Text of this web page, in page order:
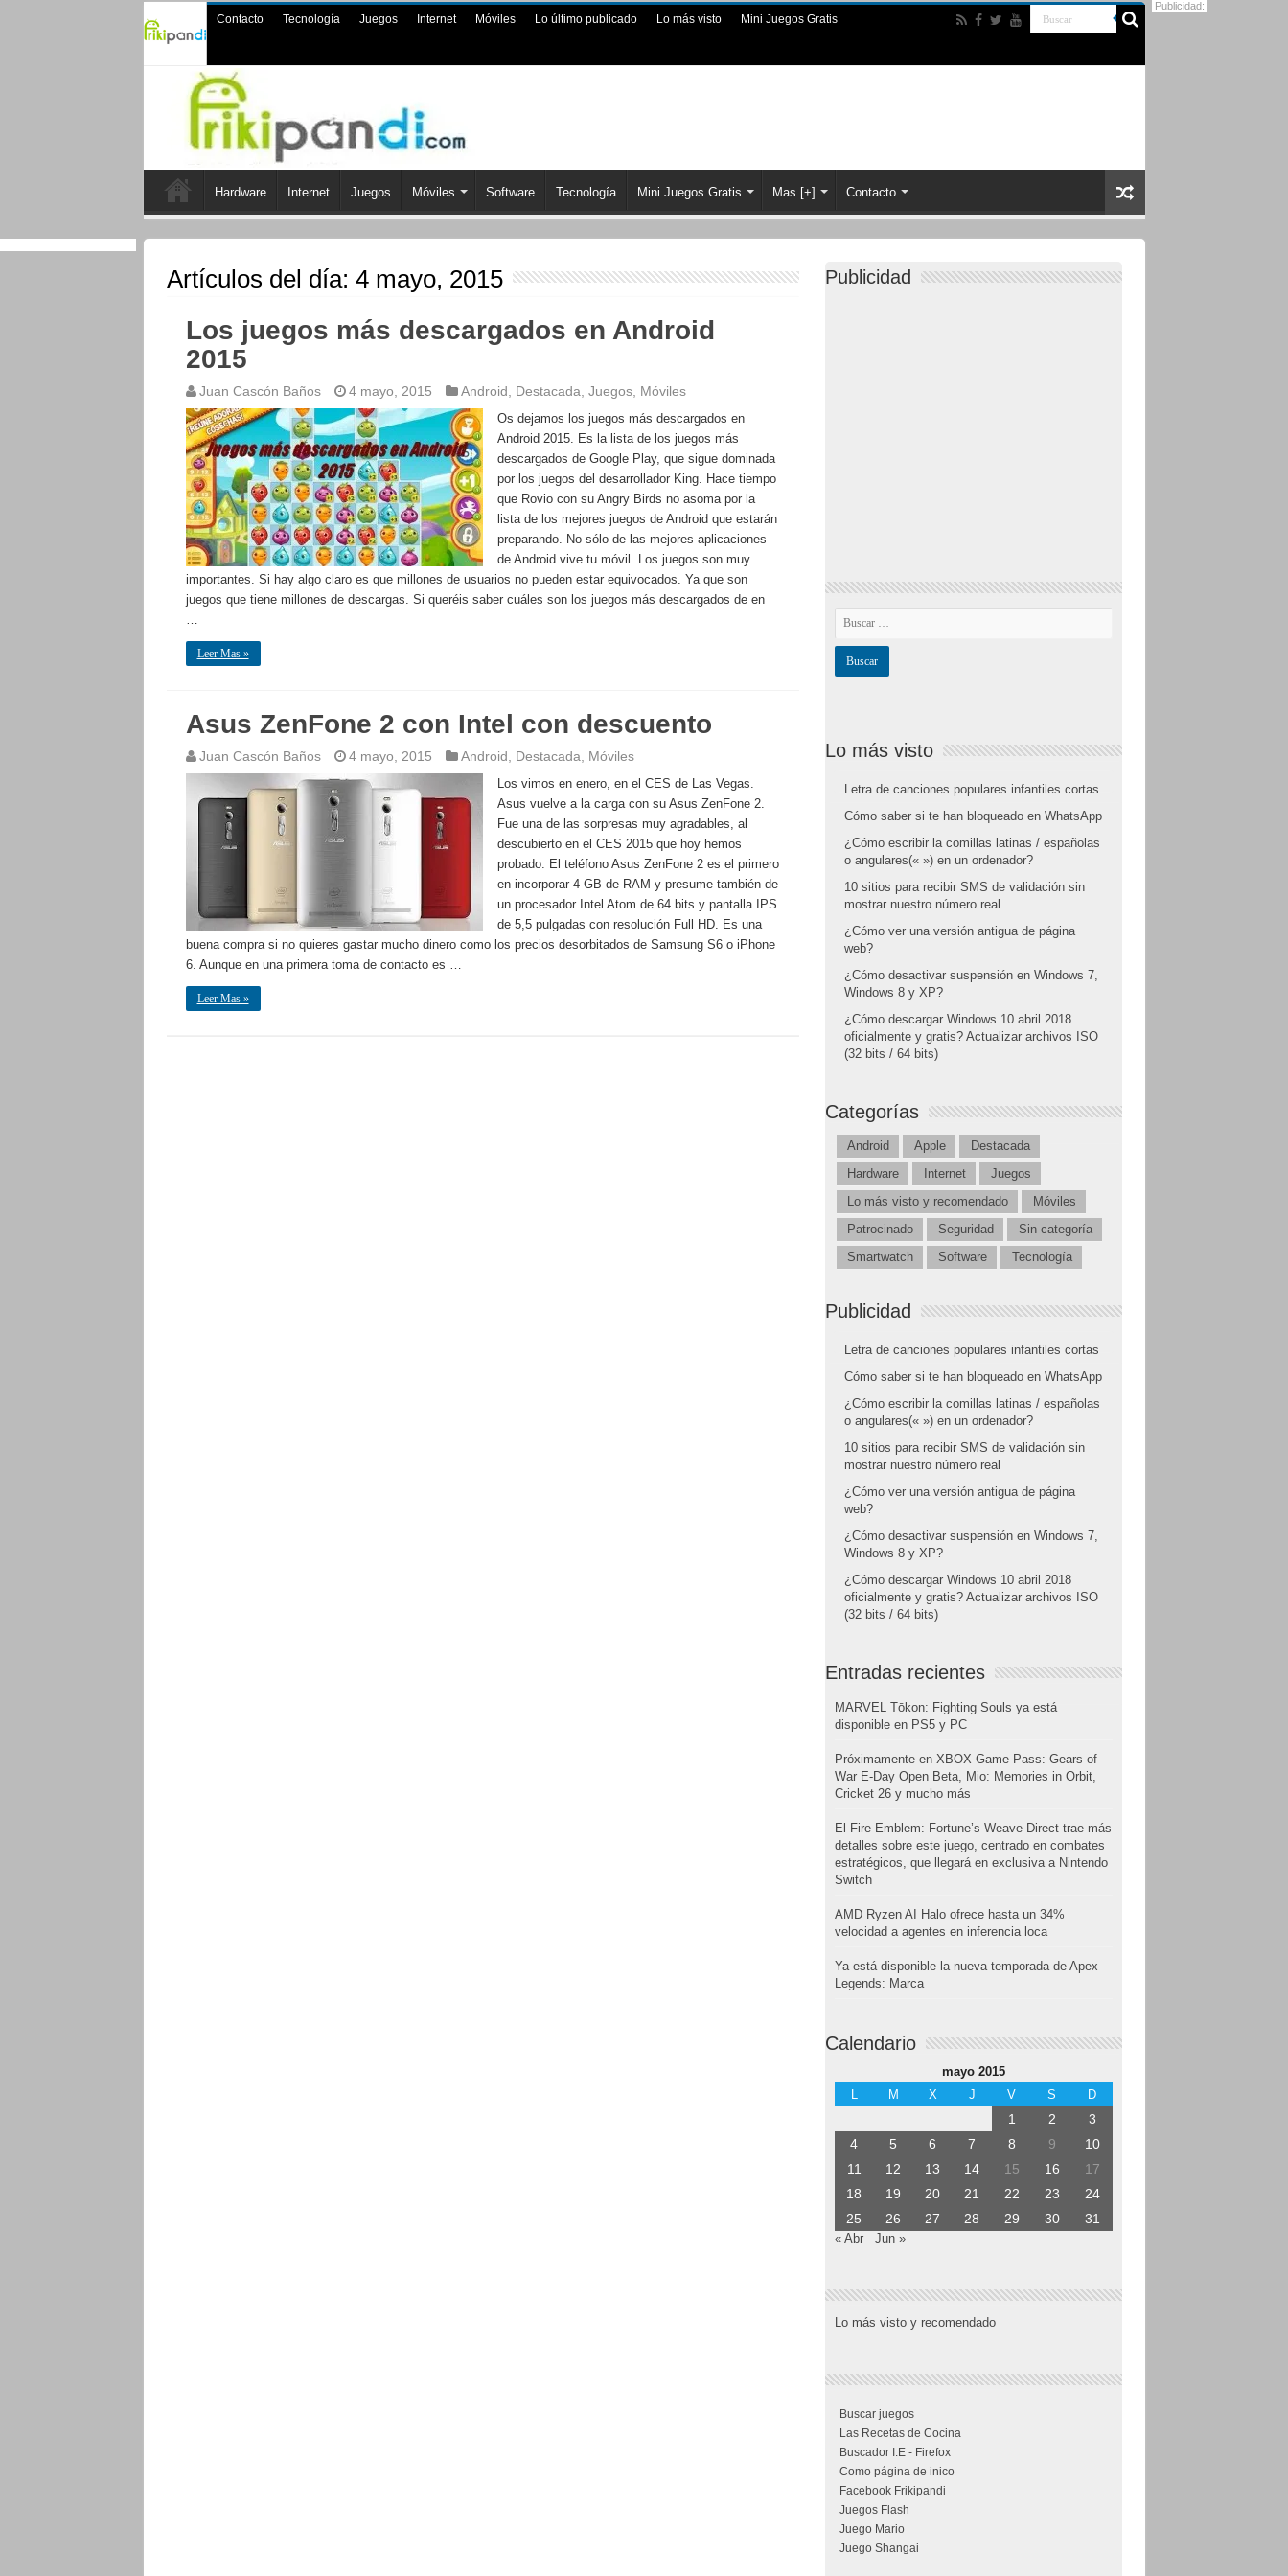
Contacto Tecnología Juegos Internet Móviles Lo último publicado Lo más visto Mini Juegos Gratis
Hardware Internet Juegos Móviles Software Tecnología Mini Juegos Gratis Mas [+] Contacto
Artículos del día: 4 mayo, 2015
Los juegos más descargados en Android
2015
Juan Cascón Baños 4 mayo, 2015 Android Destacada Juegos, Móviles
Os dejamos los juegos más descargados en
Android 2015. Es la lista de los juegos más
descargados de Google Play, que sigue dominada
por los juegos del desarrollador King. Hace tiempo
que Rovio con su Angry Birds no asoma por la
lista de los mejores juegos de Android que estarán
preparando. No sólo de las mejores aplicaciones
de Android vive tu móvil. Los juegos son muy
importantes. Si hay algo claro es que millones de usuarios no pueden estar equivocados. Ya que son
juegos que tiene millones de descargas. Si queréis saber cuáles son los juegos más descargados de en
…
Leer Mas »
Asus ZenFone 2 con Intel con descuento
Juan Cascón Baños 4 mayo, 2015 Android Destacada Móviles
Los vimos en enero, en el CES de Las Vegas.
Asus vuelve a la carga con su Asus ZenFone 2.
Fue una de las sorpresas muy agradables, al
descubierto en el CES 2015 que hoy hemos
probado. El teléfono Asus ZenFone 2 es el primero
en incorporar 4 GB de RAM y presume también de
un procesador Intel Atom de 64 bits y pantalla IPS
de 5,5 pulgadas con resolución Full HD. Es una
buena compra si no quieres gastar mucho dinero como los precios desorbitados de Samsung S6 o iPhone
6. Aunque en una primera toma de contacto es …
Leer Mas »
Publicidad
Lo más visto
Letra de canciones populares infantiles cortas
Cómo saber si te han bloqueado en WhatsApp
¿Cómo escribir la comillas latinas / españolas
o angulares(« ») en un ordenador?
10 sitios para recibir SMS de validación sin
mostrar nuestro número real
¿Cómo ver una versión antigua de página
web?
¿Cómo desactivar suspensión en Windows 7,
Windows 8 y XP?
¿Cómo descargar Windows 10 abril 2018
oficialmente y gratis? Actualizar archivos ISO
(32 bits / 64 bits)
Categorías
Android Apple
Destacada
Hardware
Internet
Juegos
Lo más visto y recomendado
Móviles
Patrocinado
Seguridad
Sin categoría
Smartwatch
Software Tecnología
Publicidad
Letra de canciones populares infantiles cortas
Cómo saber si te han bloqueado en WhatsApp
¿Cómo escribir la comillas latinas / españolas
o angulares(« ») en un ordenador?
10 sitios para recibir SMS de validación sin
mostrar nuestro número real
¿Cómo ver una versión antigua de página
web?
¿Cómo desactivar suspensión en Windows 7,
Windows 8 y XP?
¿Cómo descargar Windows 10 abril 2018
oficialmente y gratis? Actualizar archivos ISO
(32 bits / 64 bits)
Entradas recientes
MARVEL Tōkon: Fighting Souls ya está
disponible en PS5 y PC
Próximamente en XBOX Game Pass: Gears of
War E-Day Open Beta, Mio: Memories in Orbit,
Cricket 26 y mucho más
El Fire Emblem: Fortune’s Weave Direct trae más
detalles sobre este juego, centrado en combates
estratégicos, que llegará en exclusiva a Nintendo
Switch
AMD Ryzen AI Halo ofrece hasta un 34%
velocidad a agentes en inferencia loca
Ya está disponible la nueva temporada de Apex
Legends: Marca
Calendario
mayo 2015
L
M X J V S D
1 2
3
4
5 6 7 8 9
10
11
12 13 14 15 16
17
18
19 20 21 22 23
24
25
26 27 28 29 30 31
« Abr Jun »
Lo más visto y recomendado
Buscar juegos
Las Recetas de Cocina
Buscador I.E - Firefox
Como página de inico
Facebook Frikipandi
Juegos Flash
Juego Mario
Juego Shangai
Publicidad: